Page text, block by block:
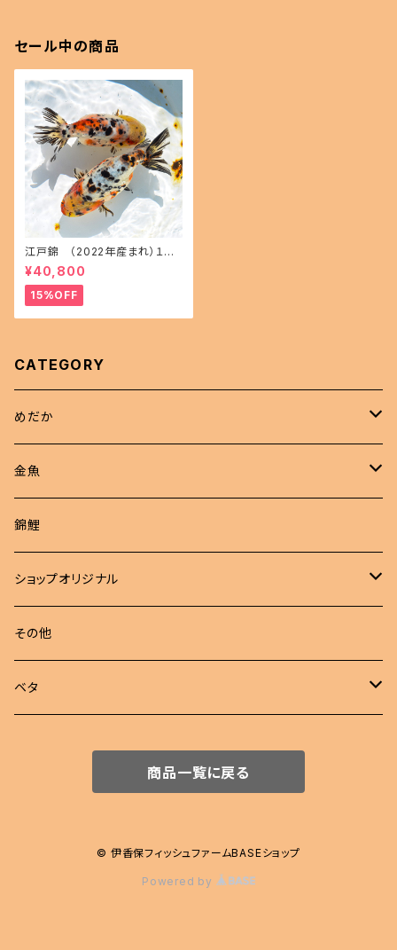
セール中の商品
江戸錦 （2022年産まれ）１５
㎝前後 オス1 メス1(現物出品) i
kahoff AA-1114-32457-a
¥40,800
15%OFF
CATEGORY
めだか
現物商品
成魚
若魚
非選別商品
成魚
若魚
金魚
ピンポンパール
現物出品
江戸錦
東錦
らんちゅう
錦鯉
ショップオリジナル
めだか 定額
めだか セット
その他
ベタ
商品一覧に戻る
© 伊香保フィッシュファームBASEショップ
Powered by